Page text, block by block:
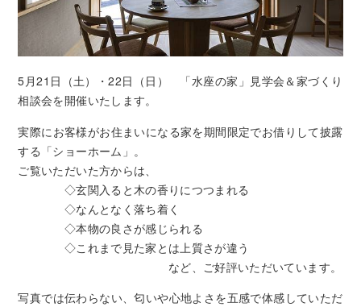
5月21日（土）・22日（日） 「水座の家」見学会＆家づくり
相談会を開催いたします。
実際にお客様がお住まいになる家を期間限定でお借りして披露
する「ショーホーム」。
ご覧いただいた方からは、
◇玄関入ると木の香りにつつまれる
◇なんとなく落ち着く
◇本物の良さが感じられる
◇これまで見た家とは上質さが違う
など、ご好評いただいています。
写真では伝わらない、匂いや心地よさを五感で体感していただ